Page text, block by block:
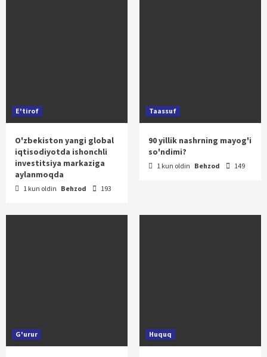
E'tirof
O'zbekiston yangi global
iqtisodiyotda ishonchli
investitsiya markaziga
aylanmoqda
1 kun oldin Behzod 193
Taassuf
90 yillik nashrning mayog'i
so'ndimi?
1 kun oldin Behzod 149
G'urur Huquq